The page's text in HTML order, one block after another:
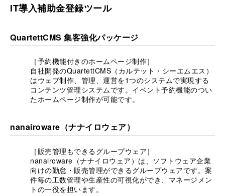
IT導入補助金登録ツール
QuartettCMS 集客強化パッケージ
［予約機能付きのホームページ制作］
自社開発のQuartettCMS（カルテット・シーエムエス）
はウェブ制作、管理、運営を1つのシステムで実現する
コンテンツ管理システムです。イベント予約機能のつい
たホームページ制作が可能です。
nanairoware（ナナイロウェア）
［販売管理もできるグループウェア］
nanairoware（ナナイロウェア）は、ソフトウェア企業
向けの勤怠・販売管理ができるグループウェアです。案
件毎の工数管理や生産性の可視化ができ、マネージメン
トの一役を担います。